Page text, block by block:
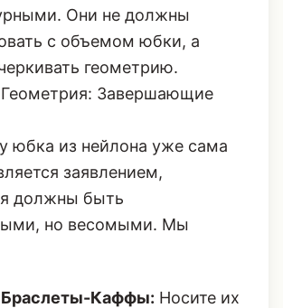
Они не должны
с объемом юбки, а
геометрию.
Завершающие
юбка из нейлона уже сама
заявлением,
должны быть
но весомыми. Мы
Каффы: Носите их